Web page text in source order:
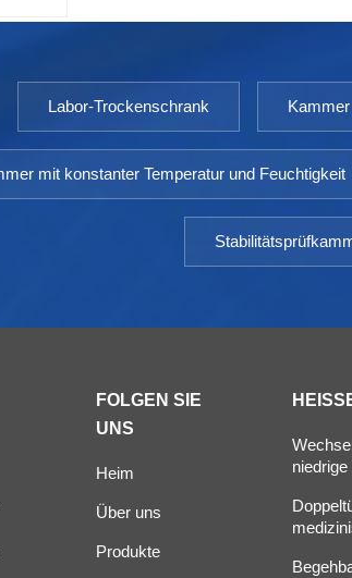
Labor-Trockenschrank
mit konstanter Temperatur und Feuchtigkeit
FOLGEN SIE
UNS
Heim
Über uns
Produkte